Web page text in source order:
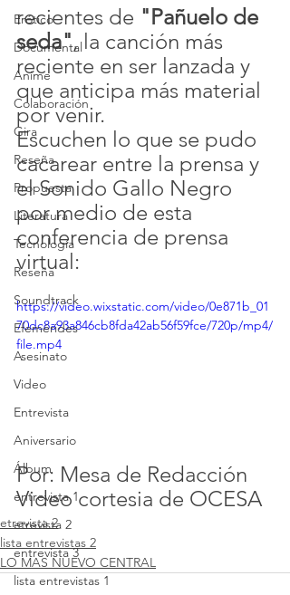
Erótico
Documental
Anime
Colaboración
Gira
Reseña
Propuesta
Literatura
Tecnología
Reseña
Soundtrack
Efemérides
Asesinato
Video
Entrevista
Aniversario
Álbum
entrevista 1
etrevista 2
entrevista 3
lista entrevistas 1
recientes de "Pañuelo de
seda", la canción más
reciente en ser lanzada y
que anticipa más material
por venir.
Escuchen lo que se pudo
cacarear entre la prensa y
el Sonido Gallo Negro
por medio de esta
conferencia de prensa
virtual:
https://video.wixstatic.com/video/0e871b_01
70dc8a93a846cb8fda42ab56f59fce/720p/mp4/
file.mp4
Por: Mesa de Redacción
Video cortesia de OCESA
etrevista 2
lista entrevistas 2
LO MAS NUEVO CENTRAL